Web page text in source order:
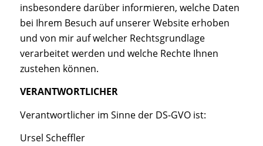
insbesondere darüber informieren, welche Daten
bei Ihrem Besuch auf unserer Website erhoben
und von mir auf welcher Rechtsgrundlage
verarbeitet werden und welche Rechte Ihnen
zustehen können.
VERANTWORTLICHER
Verantwortlicher im Sinne der DS-GVO ist:
Ursel Scheffler